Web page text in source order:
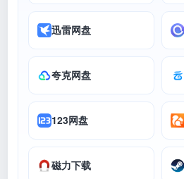
迅雷网盘
夸克网盘
123网盘
磁力下载